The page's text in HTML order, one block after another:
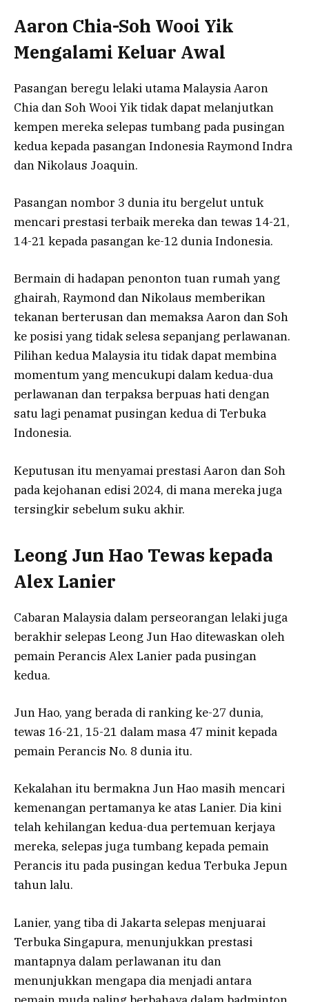
Aaron Chia-Soh Wooi Yik
Mengalami Keluar Awal
Pasangan beregu lelaki utama Malaysia Aaron
Chia dan Soh Wooi Yik tidak dapat melanjutkan
kempen mereka selepas tumbang pada pusingan
kedua kepada pasangan Indonesia Raymond Indra
dan Nikolaus Joaquin.
Pasangan nombor 3 dunia itu bergelut untuk
mencari prestasi terbaik mereka dan tewas 14-21,
14-21 kepada pasangan ke-12 dunia Indonesia.
Bermain di hadapan penonton tuan rumah yang
ghairah, Raymond dan Nikolaus memberikan
tekanan berterusan dan memaksa Aaron dan Soh
ke posisi yang tidak selesa sepanjang perlawanan.
Pilihan kedua Malaysia itu tidak dapat membina
momentum yang mencukupi dalam kedua-dua
perlawanan dan terpaksa berpuas hati dengan
satu lagi penamat pusingan kedua di Terbuka
Indonesia.
Keputusan itu menyamai prestasi Aaron dan Soh
pada kejohanan edisi 2024, di mana mereka juga
tersingkir sebelum suku akhir.
Leong Jun Hao Tewas kepada
Alex Lanier
Cabaran Malaysia dalam perseorangan lelaki juga
berakhir selepas Leong Jun Hao ditewaskan oleh
pemain Perancis Alex Lanier pada pusingan
kedua.
Jun Hao, yang berada di ranking ke-27 dunia,
tewas 16-21, 15-21 dalam masa 47 minit kepada
pemain Perancis No. 8 dunia itu.
Kekalahan itu bermakna Jun Hao masih mencari
kemenangan pertamanya ke atas Lanier. Dia kini
telah kehilangan kedua-dua pertemuan kerjaya
mereka, selepas juga tumbang kepada pemain
Perancis itu pada pusingan kedua Terbuka Jepun
tahun lalu.
Lanier, yang tiba di Jakarta selepas menjuarai
Terbuka Singapura, menunjukkan prestasi
mantapnya dalam perlawanan itu dan
menunjukkan mengapa dia menjadi antara